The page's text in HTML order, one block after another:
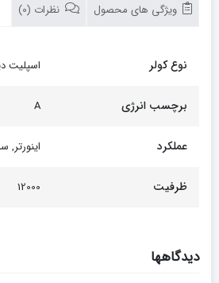
ویژگی های محصول نظرات (0)
نوع کولر اسپلیت
برچسب انرژی A
عملکرد
ظرفیت 12000
دیدگاهها